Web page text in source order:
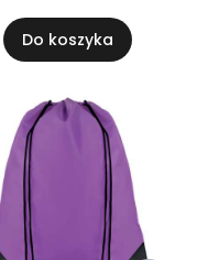
Do koszyka